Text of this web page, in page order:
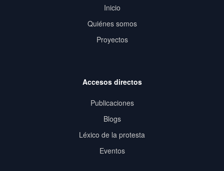
Inicio
Quiénes somos
Proyectos
Accesos directos
Publicaciones
Blogs
Léxico de la protesta
Eventos